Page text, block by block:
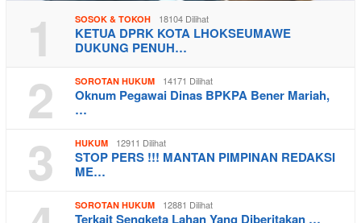
1 SOSOK & TOKOH 18104 Dilihat
KETUA DPRK KOTA LHOKSEUMAWE
DUKUNG PENUH…
2 SOROTAN HUKUM 14171 Dilihat
Oknum Pegawai Dinas BPKPA Bener Mariah,
…
3 HUKUM 12911 Dilihat
STOP PERS !!! MANTAN PIMPINAN REDAKSI
ME…
SOROTAN HUKUM 12881 Dilihat
Terkait Sengketa Lahan Yang Diberitakan …